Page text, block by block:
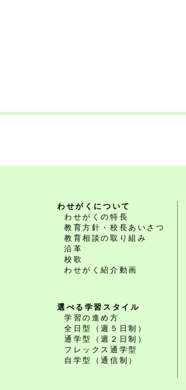
わせがくについて
わせがくの特長
教育方針・校長あいさつ
教育相談の取り組み
沿革
校歌
わせがく紹介動画
選べる学習スタイル
学習の進め方
全日型（週５日制）
通学型（週２日制）
フレックス通学型
自学型（通信制）